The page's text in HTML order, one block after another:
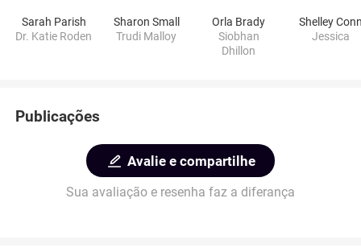
Sarah Parish
Dr. Katie Roden
Sharon Small
Trudi Malloy
Orla Brady
Siobhan
Dhillon
Shelley
Jessica
Publicações
Avalie e compartilhe
Sua avaliação e resenha faz a diferança